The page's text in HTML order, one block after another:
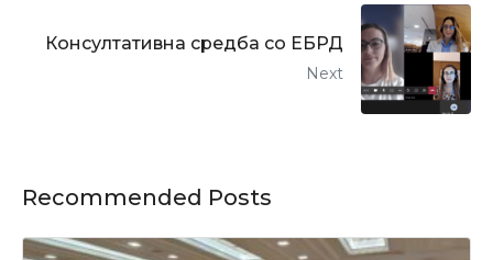
Консултативна средба со ЕБРД
Next
Recommended Posts